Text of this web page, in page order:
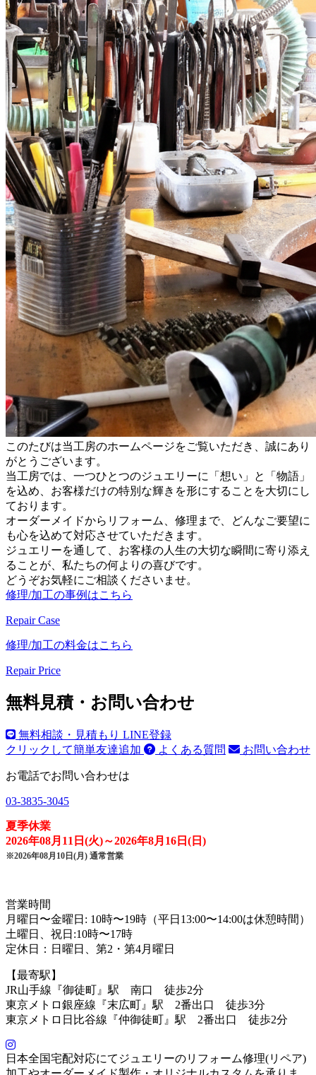
このたびは当工房のホームページをご覧いただき、誠にあり
がとうございます。
当工房では、一つひとつのジュエリーに「想い」と「物語」
を込め、お客様だけの特別な輝きを形にすることを大切にし
ております。
オーダーメイドからリフォーム、修理まで、どんなご要望に
も心を込めて対応させていただきます。
ジュエリーを通して、お客様の人生の大切な瞬間に寄り添え
ることが、私たちの何よりの喜びです。
どうぞお気軽にご相談くださいませ。
修理/加工の事例はこちら
Repair Case
修理/加工の料金はこちら
Repair Price
無料見積・お問い合わせ
無料相談・見積もり LINE登録
クリックして簡単友達追加
よくある質問 お問い合わせ
お電話でお問い合わせは
03-3835-3045
夏季休業
2026年08月11日(火)～2026年8月16日(日)
※2026年08月10日(月) 通常営業
営業時間
月曜日〜金曜日: 10時〜19時 （平日13:00〜14:00は休憩時間）
土曜日、祝日:10時〜17時
定休日：日曜日、第2・第4月曜日
【最寄駅】
JR山手線『御徒町』駅 南口 徒歩2分
東京メトロ銀座線『末広町』駅 2番出口 徒歩3分
東京メトロ日比谷線『仲御徒町』駅 2番出口 徒歩2分
日本全国宅配対応にてジュエリーのリフォーム修理(リペア)